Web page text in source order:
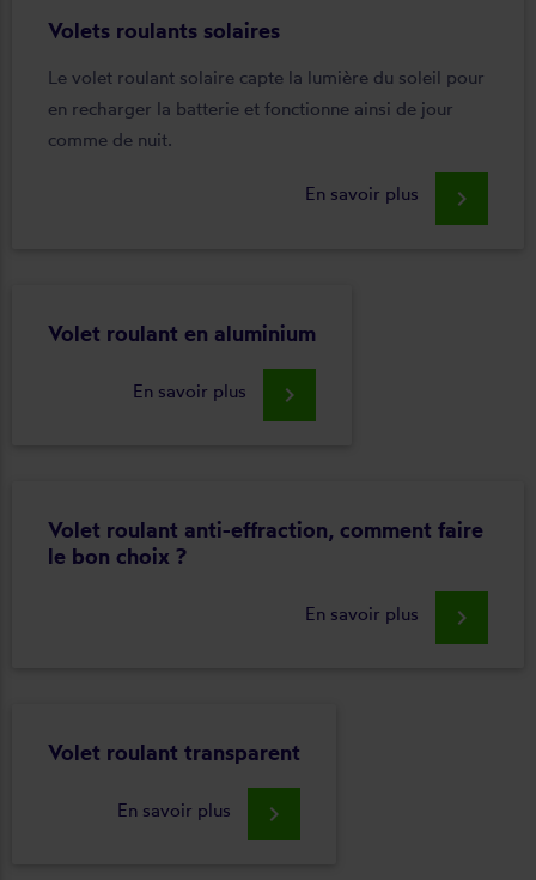
Volets roulants solaires
Le volet roulant solaire capte la lumière du soleil pour
en recharger la batterie et fonctionne ainsi de jour
comme de nuit.
En savoir plus keyboard_arrow_right
Volet roulant en aluminium
En savoir plus keyboard_arrow_right
Volet roulant anti-effraction, comment faire
le bon choix ?
En savoir plus keyboard_arrow_right
Volet roulant transparent
En savoir plus keyboard_arrow_right